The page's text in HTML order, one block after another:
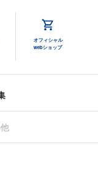
オフィシャル
webショップ